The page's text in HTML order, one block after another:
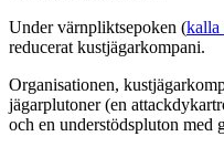
Under värnpliktsepoken (kalla
reducerat kustjägarkompani.
Organisationen,
jägarplutoner (en
och en understödspluton med